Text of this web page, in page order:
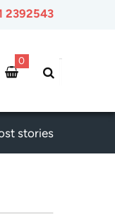
2392543
0
stories